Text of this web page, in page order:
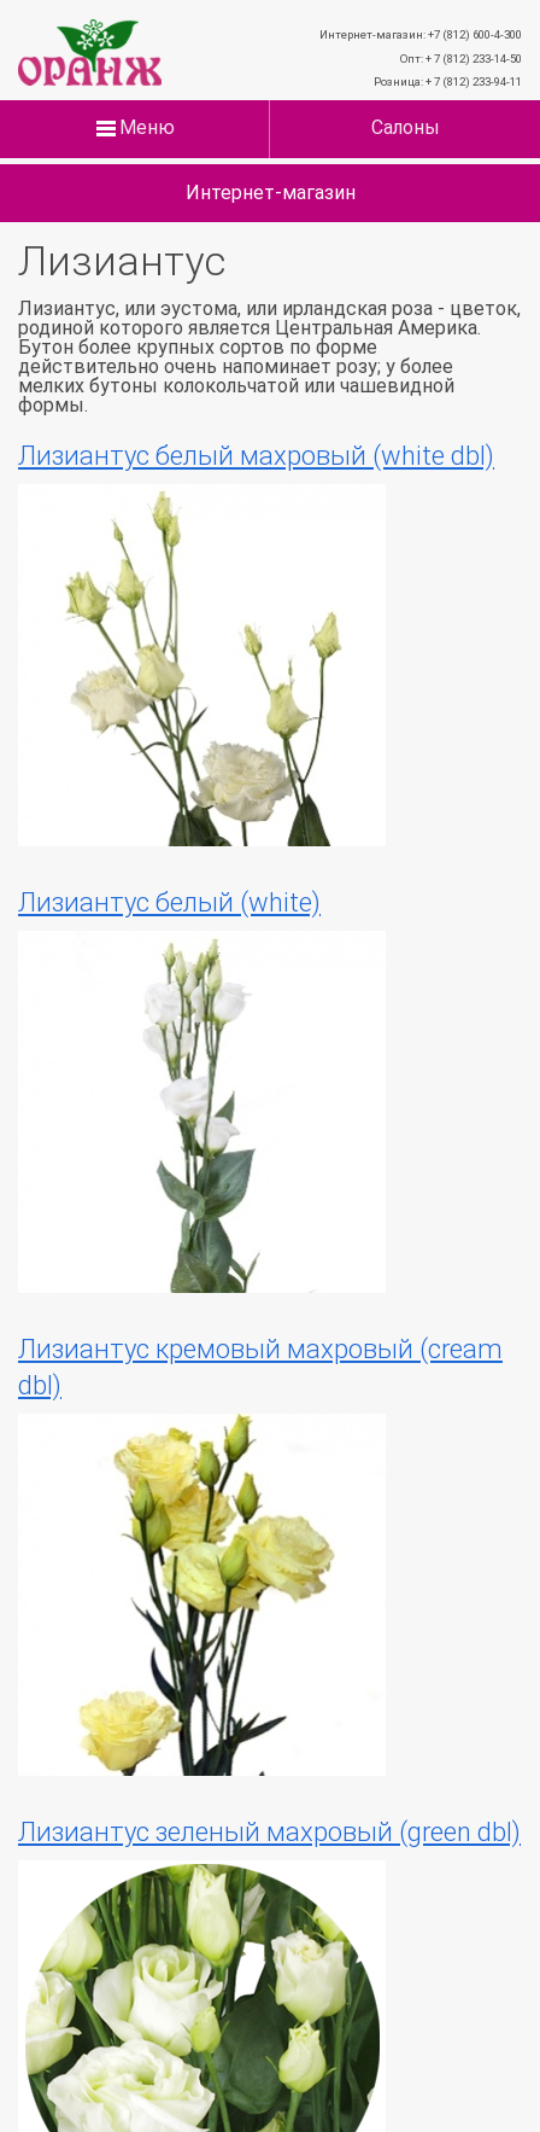
Интернет-магазин: +7 (812) 600-4-300
Опт: + 7 (812) 233-14-50
Розница: + 7 (812) 233-94-11
Меню Салоны
Интернет-магазин
Лизиантус
Лизиантус, или эустома, или ирландская роза - цветок,
родиной которого является Центральная Америка.
Бутон более крупных сортов по форме
действительно очень напоминает розу; у более
мелких бутоны колокольчатой или чашевидной
формы.
Лизиантус белый махровый (white dbl)
Лизиантус белый (white)
Лизиантус кремовый махровый (cream
dbl)
Лизиантус зеленый махровый (green dbl)